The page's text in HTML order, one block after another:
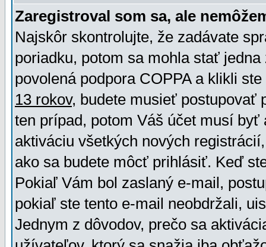
Zaregistroval som sa, ale
Najskôr skontrolujte, že zadávate
poriadku, potom sa mohla stať
povolená podpora COPPA a klikli
13 rokov, budete musieť postupovať
ten prípad, potom Váš účet musí
aktiváciu všetkých nových
ako sa budete môcť prihlásiť. Keď
Pokiaľ Vám bol zaslaný e-mail,
pokiaľ ste tento e-mail neobdržali,
Jednym z dôvodov, prečo sa